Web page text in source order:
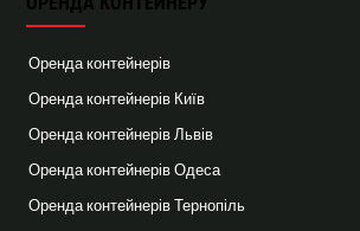
Оренда контейнерів
Оренда контейнерів Київ
Оренда контейнерів Львів
Оренда контейнерів Одеса
Оренда контейнерів Тернопіль